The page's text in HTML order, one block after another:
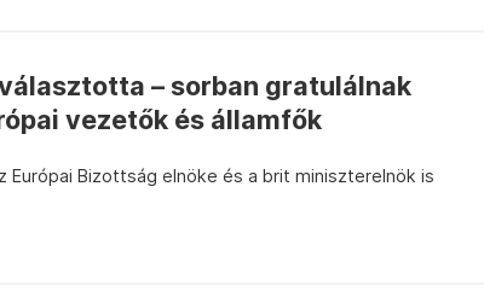
– sorban gratulálnak
vezetők és államfők
Európai Bizottság elnöke és a brit miniszterelnök is